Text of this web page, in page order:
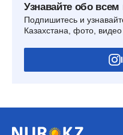
Узнавайте обо
Подпишитесь и
Казахстана, фото,